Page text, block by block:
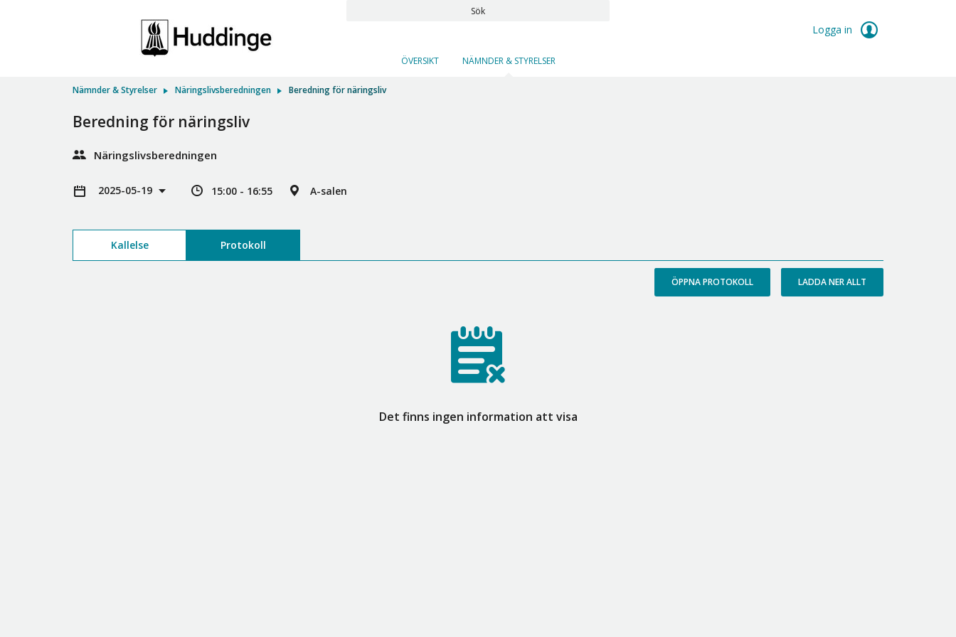
Sök
Logga in
ÖVERSIKT NÄMNDER & STYRELSER
Nämnder & Styrelser Näringslivsberedningen Beredning för näringsliv
Beredning för näringsliv
Näringslivsberedningen
2025-05-19 15:00 - 16:55 A-salen
Kallelse Protokoll
ÖPPNA PROTOKOLL LADDA NER ALLT
Det finns ingen information att visa